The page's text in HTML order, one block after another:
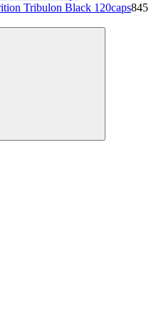
Tribulon Black 120caps845